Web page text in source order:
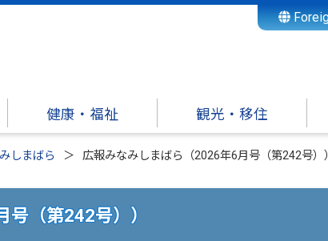
健康・福祉 観光・移住
しまばら 広報みなみしまばら（2026年6月号（第242号））
（第242号））